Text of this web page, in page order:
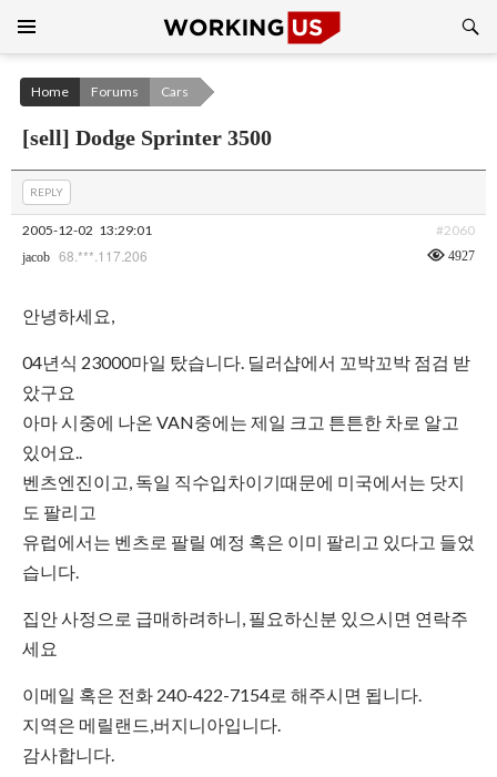
CONTENT
Home Forums Cars
[sell] Dodge Sprinter 3500
REPLY
2005-12-02 13:29:01 #2060
jacob 68.***.117.206 4927
안녕하세요,
04년식 23000마일 탔습니다. 딜러샵에서 꼬박꼬박 점검 받
았구요
아마 시중에 나온 VAN중에는 제일 크고 튼튼한 차로 알고
있어요..
벤츠엔진이고, 독일 직수입차이기때문에 미국에서는 닷지
도 팔리고
유럽에서는 벤츠로 팔릴 예정 혹은 이미 팔리고 있다고 들었
습니다.
집안 사정으로 급매하려하니, 필요하신분 있으시면 연락주
세요
이메일 혹은 전화 240-422-7154로 해주시면 됩니다.
지역은 메릴랜드,버지니아입니다.
감사합니다.